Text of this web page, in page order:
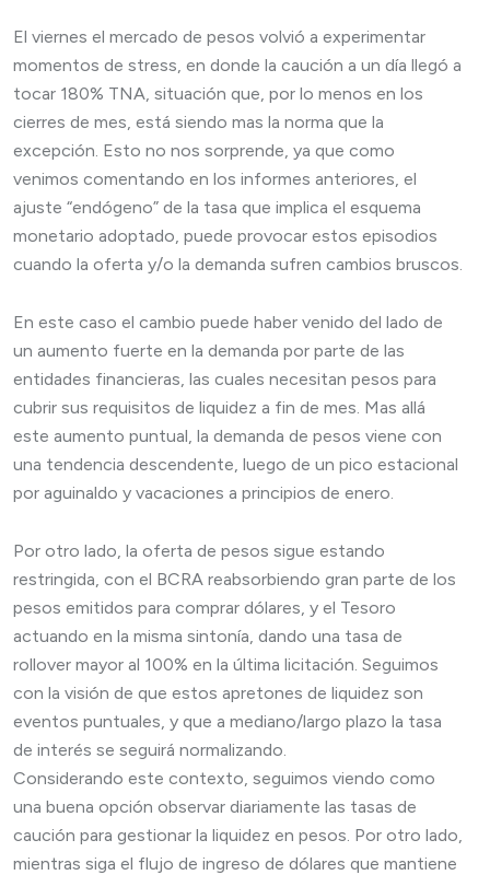
El viernes el mercado de pesos volvió a experimentar
momentos de stress, en donde la caución a un día llegó a
tocar 180% TNA, situación que, por lo menos en los
cierres de mes, está siendo mas la norma que la
excepción. Esto no nos sorprende, ya que como
venimos comentando en los informes anteriores, el
ajuste “endógeno” de la tasa que implica el esquema
monetario adoptado, puede provocar estos episodios
cuando la oferta y/o la demanda sufren cambios bruscos.
En este caso el cambio puede haber venido del lado de
un aumento fuerte en la demanda por parte de las
entidades financieras, las cuales necesitan pesos para
cubrir sus requisitos de liquidez a fin de mes. Mas allá
este aumento puntual, la demanda de pesos viene con
una tendencia descendente, luego de un pico estacional
por aguinaldo y vacaciones a principios de enero.
Por otro lado, la oferta de pesos sigue estando
restringida, con el BCRA reabsorbiendo gran parte de los
pesos emitidos para comprar dólares, y el Tesoro
actuando en la misma sintonía, dando una tasa de
rollover mayor al 100% en la última licitación. Seguimos
con la visión de que estos apretones de liquidez son
eventos puntuales, y que a mediano/largo plazo la tasa
de interés se seguirá normalizando.
Considerando este contexto, seguimos viendo como
una buena opción observar diariamente las tasas de
caución para gestionar la liquidez en pesos. Por otro lado,
mientras siga el flujo de ingreso de dólares que mantiene